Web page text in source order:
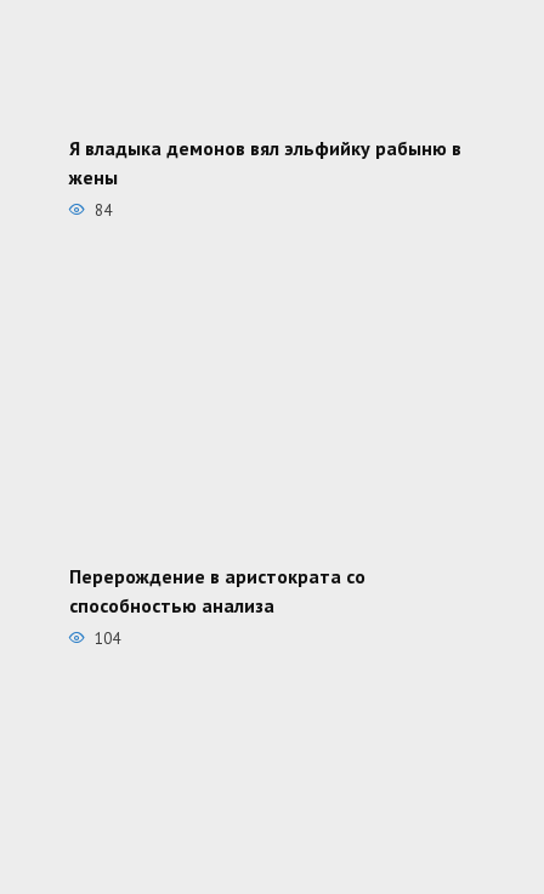
Я владыка демонов вял эльфийку рабыню в
жены
84
Перерождение в аристократа со
способностью анализа
104